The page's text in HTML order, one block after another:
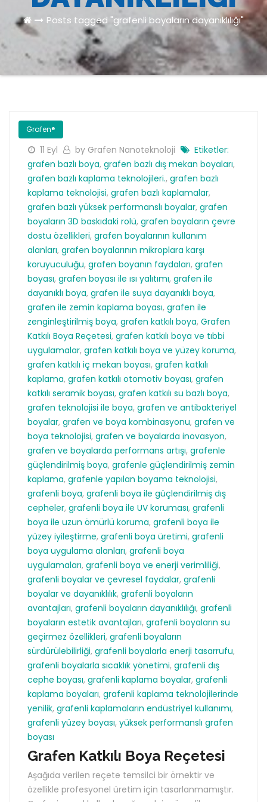
Posts tagged "grafenli boyaların dayanıklılığı"
Grafen®
11 Eyl by Grafen Nanoteknoloji
Etiketler:
grafen bazlı boya, grafen bazlı dış mekan boyaları,
grafen bazlı kaplama teknolojileri., grafen bazlı
kaplama teknolojisi, grafen bazlı kaplamalar,
grafen bazlı yüksek performanslı boyalar, grafen
boyaların 3D baskıdaki rolü, grafen boyaların çevre
dostu özellikleri, grafen boyalarının kullanım
alanları, grafen boyalarının mikroplara karşı
koruyuculuğu, grafen boyanın faydaları, grafen
boyası, grafen boyası ile ısı yalıtımı, grafen ile
dayanıklı boya, grafen ile suya dayanıklı boya,
grafen ile zemin kaplama boyası, grafen ile
zenginleştirilmiş boya, grafen katkılı boya, Grafen
Katkılı Boya Reçetesi, grafen katkılı boya ve tıbbi
uygulamalar, grafen katkılı boya ve yüzey koruma,
grafen katkılı iç mekan boyası, grafen katkılı
kaplama, grafen katkılı otomotiv boyası, grafen
katkılı seramik boyası, grafen katkılı su bazlı boya,
grafen teknolojisi ile boya, grafen ve antibakteriyel
boyalar, grafen ve boya kombinasyonu, grafen ve
boya teknolojisi, grafen ve boyalarda inovasyon,
grafen ve boyalarda performans artışı, grafenle
güçlendirilmiş boya, grafenle güçlendirilmiş zemin
kaplama, grafenle yapılan boyama teknolojisi,
grafenli boya, grafenli boya ile güçlendirilmiş dış
cepheler, grafenli boya ile UV koruması, grafenli
boya ile uzun ömürlü koruma, grafenli boya ile
yüzey iyileştirme, grafenli boya üretimi, grafenli
boya uygulama alanları, grafenli boya
uygulamaları, grafenli boya ve enerji verimliliği,
grafenli boyalar ve çevresel faydalar, grafenli
boyalar ve dayanıklılık, grafenli boyaların
avantajları, grafenli boyaların dayanıklılığı, grafenli
boyaların estetik avantajları, grafenli boyaların su
geçirmez özellikleri, grafenli boyaların
sürdürülebilirliği, grafenli boyalarla enerji tasarrufu,
grafenli boyalarla sıcaklık yönetimi, grafenli dış
cephe boyası, grafenli kaplama boyalar, grafenli
kaplama boyaları, grafenli kaplama teknolojilerinde
yenilik, grafenli kaplamaların endüstriyel kullanımı,
grafenli yüzey boyası, yüksek performanslı grafen
boyası
Grafen Katkılı Boya Reçetesi
Aşağıda verilen reçete temsilci bir örnektir ve
özellikle profesyonel üretim için tasarlanmamıştır.